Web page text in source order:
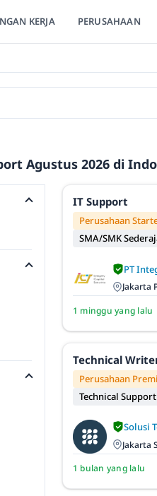
KERJA PERUSAHAAN
Agustus 2026 di
IT Support
Perusahaan
SMA/SMK
PT
Jakarta
1 minggu yang lalu
Technical
Perusahaan
Technical Support
Solusi
Jakarta
1 bulan yang lalu